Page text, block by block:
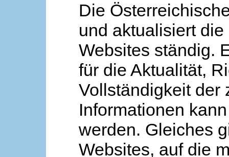
Die
und aktualisiert
Websites ständig.
für die Aktualität,
Vollständigkeit der
Informationen
werden. Gleiches
Websites, auf die